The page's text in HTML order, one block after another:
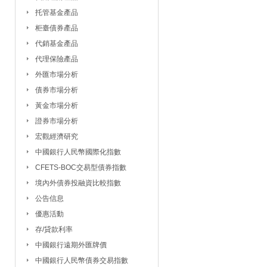
托管基金產品
柜臺債券產品
代銷基金產品
代理保險產品
外匯市場分析
債券市場分析
黃金市場分析
證券市場分析
宏觀經濟研究
中國銀行人民幣國際化指數
CFETS-BOC交易型債券指數
境內外債券投融資比較指數
公告信息
優惠活動
存/貸款利率
中國銀行遠期外匯牌價
中國銀行人民幣債券交易指數